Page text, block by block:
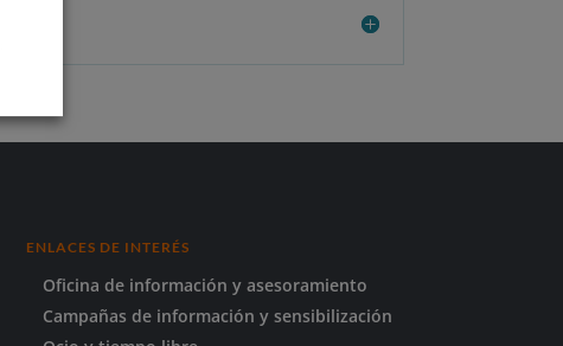
ENLACES DE INTERÉS
Oficina de información y asesoramiento
Campañas de información y sensibilización